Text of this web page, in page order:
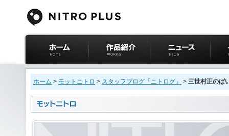
ニトロプラス公式
サイト ホーム
作品紹介 ニュース イベ
ホーム > モットニトロ > スタッフブログ「ニトログ」 > 三世村正のぱ